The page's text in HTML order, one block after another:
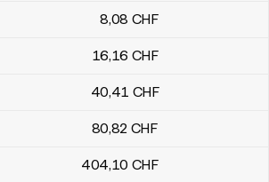
8,08 CHF
16,16 CHF
40,41 CHF
80,82 CHF
404,10 CHF